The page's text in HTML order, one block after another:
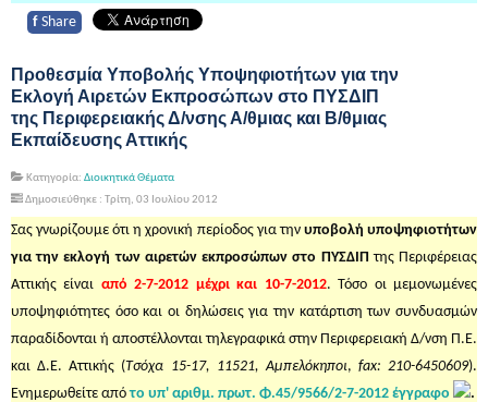
f Share
Προθεσμία Υποβολής Υποψηφιοτήτων για την
Εκλογή Αιρετών Εκπροσώπων στο ΠΥΣΔΙΠ
της Περιφερειακής Δ/νσης Α/θμιας και Β/θμιας
Εκπαίδευσης Αττικής
Κατηγορία: Διοικητικά Θέματα
Δημοσιεύθηκε : Τρίτη, 03 Ιουλίου 2012
Σας γνωρίζουμε ότι η χρονική περίοδος για την υποβολή υποψηφιοτήτων
για την εκλογή των αιρετών εκπροσώπων στο ΠΥΣΔΙΠ της Περιφέρειας
Αττικής είναι από 2-7-2012 μέχρι και 10-7-2012. Τόσο οι μεμονωμένες
υποψηφιότητες όσο και οι δηλώσεις για την κατάρτιση των συνδυασμών
παραδίδονται ή αποστέλλονται τηλεγραφικά στην Περιφερειακή Δ/νση Π.Ε.
και Δ.Ε. Αττικής (Τσόχα 15-17, 11521, Αμπελόκηποι, fax: 210-6450609).
Ενημερωθείτε απότο υπ' αριθμ. πρωτ. Φ.45/9566/2-7-2012 έγγραφο
.